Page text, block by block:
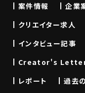
案件情報
企業
クリエイター求人
インタビュー記事
Creator's
レポート
過去